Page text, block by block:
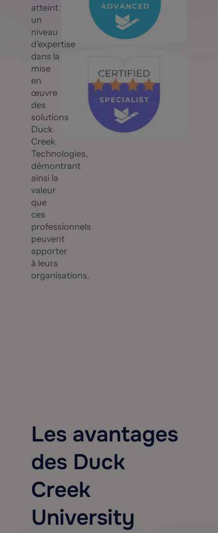
atteint
un
niveau
d'expertise
dans la
mise
en
œuvre
des
solutions
Duck
Creek
Technologies,
démontrant
ainsi la
valeur
que
ces
professionnels
peuvent
apporter
à leurs
organisations.
Les avantages
des Duck
Creek
University